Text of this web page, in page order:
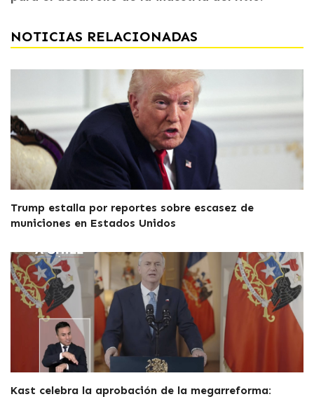
NOTICIAS RELACIONADAS
Trump estalla por reportes sobre escasez de
municiones en Estados Unidos
Kast celebra la aprobación de la megarreforma: